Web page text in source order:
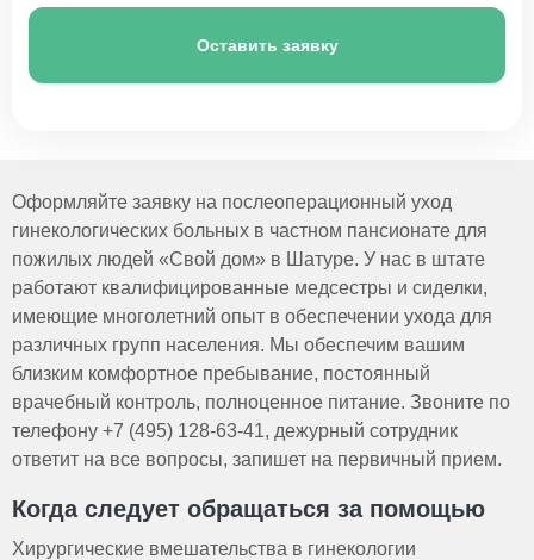
Оставить заявку
Оформляйте заявку на послеоперационный уход
гинекологических больных в частном пансионате для
пожилых людей «Свой дом» в Шатуре. У нас в штате
работают квалифицированные медсестры и сиделки,
имеющие многолетний опыт в обеспечении ухода для
различных групп населения. Мы обеспечим вашим
близким комфортное пребывание, постоянный
врачебный контроль, полноценное питание. Звоните по
телефону +7 (495) 128-63-41, дежурный сотрудник
ответит на все вопросы, запишет на первичный прием.
Когда следует обращаться за помощью
Хирургические вмешательства в гинекологии